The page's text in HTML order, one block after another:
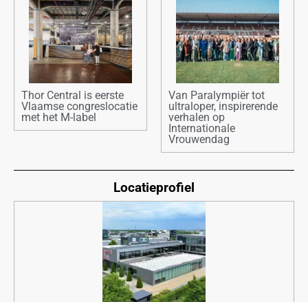
Thor Central is eerste
Vlaamse congreslocatie
met het M-label
Van Paralympiër tot
ultraloper, inspirerende
verhalen op
Internationale
Vrouwendag
Locatieprofiel